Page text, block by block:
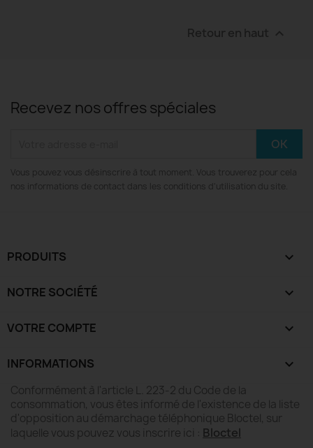
Retour en haut 
Recevez nos offres spéciales
Vous pouvez vous désinscrire à tout moment. Vous trouverez pour cela
nos informations de contact dans les conditions d'utilisation du site.
PRODUITS 
NOTRE SOCIÉTÉ 
VOTRE COMPTE 
INFORMATIONS keyboard_arrow_down
Conformément à l'article L. 223-2 du Code de la
consommation, vous êtes informé de l'existence de la liste
d'opposition au démarchage téléphonique Bloctel, sur
laquelle vous pouvez vous inscrire ici : Bloctel